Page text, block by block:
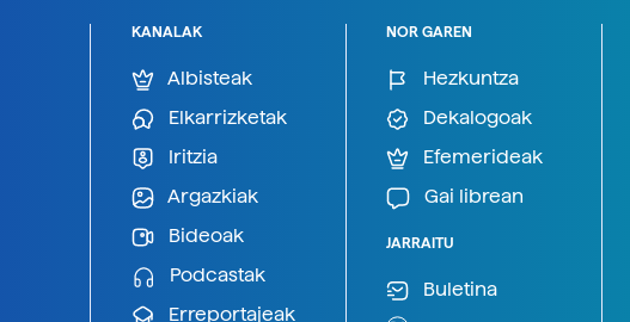
KANALAK
Albisteak
Elkarrizketak
Iritzia
Argazkiak
Bideoak
Podcastak
Erreportajeak
NOR GAREN
Hezkuntza
Dekalogoak
Efemerideak
Gai librean
JARRAITU
Buletina